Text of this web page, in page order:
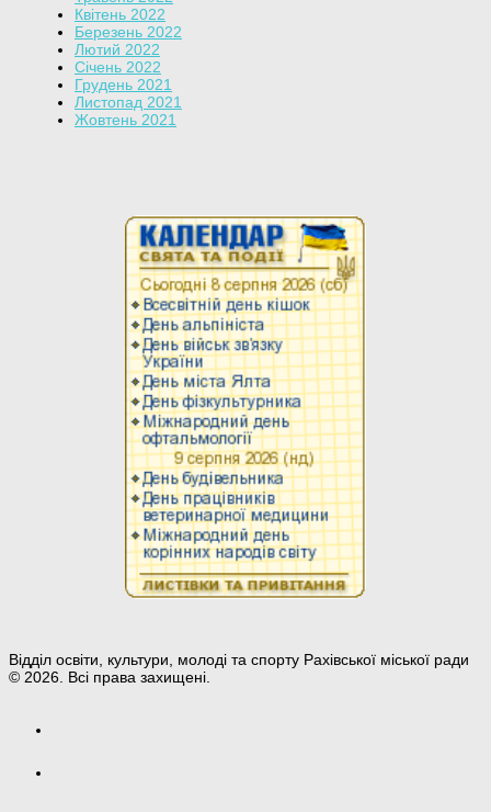
Квітень 2022
Березень 2022
Лютий 2022
Січень 2022
Грудень 2021
Листопад 2021
Жовтень 2021
Відділ освіти, культури, молоді та спорту Рахівської міської ради
© 2026. Всі права захищені.